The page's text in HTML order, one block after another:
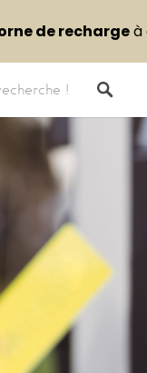
de rechargeà